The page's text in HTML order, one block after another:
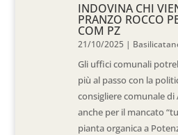
INDOVINA CHI
PRANZO ROCCO
COM PZ
21/10/2025 |
Gli uffici comunali
più al passo con la
consigliere comunale di
anche per il mancato
pianta organica a